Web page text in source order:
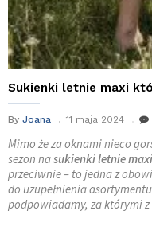
Sukienki letnie maxi
By Joana 11 maja 2024
Mimo że za oknami nieco
sezon nasukienki letnie maxi
przeciwnie – to jedna z
do uzupełnienia
podpowiadamy, za którymi